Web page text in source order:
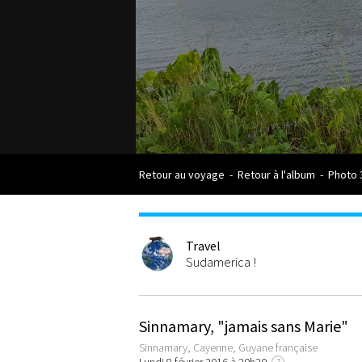
Retour au voyage - Retour à l'album - Photo
Travel
Sudamerica !
Sinnamary, "jamais sans Marie"
Sinnamary, Cayenne, Guyane française